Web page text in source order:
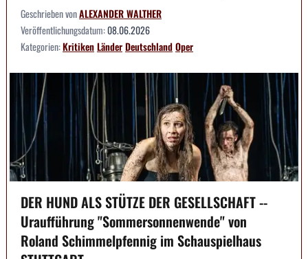
Geschrieben vonALEXANDER WALTHER
Veröffentlichungsdatum:08.06.2026
Kategorien:KritikenLänderDeutschlandOper
DER HUND ALS STÜTZE DER GESELLSCHAFT --
Uraufführung "Sommersonnenwende" von
Roland Schimmelpfennig im Schauspielhaus